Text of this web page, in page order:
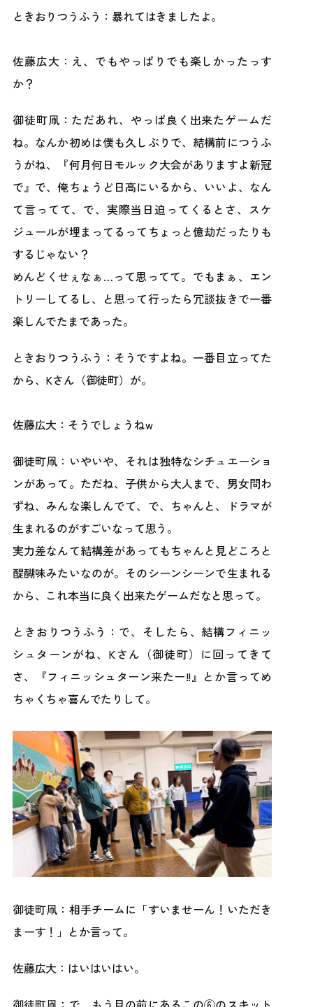
ときおりつうふう：暴れてはきましたよ。
佐藤広大：え、でもやっぱりでも楽しかったっす
か？
御徒町凧：ただあれ、やっぱ良く出来たゲームだ
ね。なんか初めは僕も久しぶりで、結構前につうふ
うがね、『何月何日モルック大会がありますよ新冠
で』で、俺ちょうど日高にいるから、いいよ、なん
て言ってて、で、実際当日迫ってくるとさ、スケ
ジュールが埋まってるってちょっと億劫だったりも
するじゃない？
めんどくせぇなぁ…って思ってて。でもまぁ、エン
トリーしてるし、と思って行ったら冗談抜きで一番
楽しんでたまであった。
ときおりつうふう：そうですよね。一番目立ってた
から、Kさん（御徒町）が。
佐藤広大：そうでしょうねw
御徒町凧：いやいや、それは独特なシチュエーショ
ンがあって。ただね、子供から大人まで、男女問わ
ずね、みんな楽しんでて、で、ちゃんと、ドラマが
生まれるのがすごいなって思う。
実力差なんて結構差があってもちゃんと見どころと
醍醐味みたいなのが。そのシーンシーンで生まれる
から、これ本当に良く出来たゲームだなと思って。
ときおりつうふう：で、そしたら、結構フィニッ
シュターンがね、Kさん（御徒町）に回ってきて
さ、『フィニッシュターン来たー!!』とか言ってめ
ちゃくちゃ喜んでたりして。
御徒町凧：相手チームに「すいませーん！いただき
まーす！」とか言って。
佐藤広大：はいはいはい。